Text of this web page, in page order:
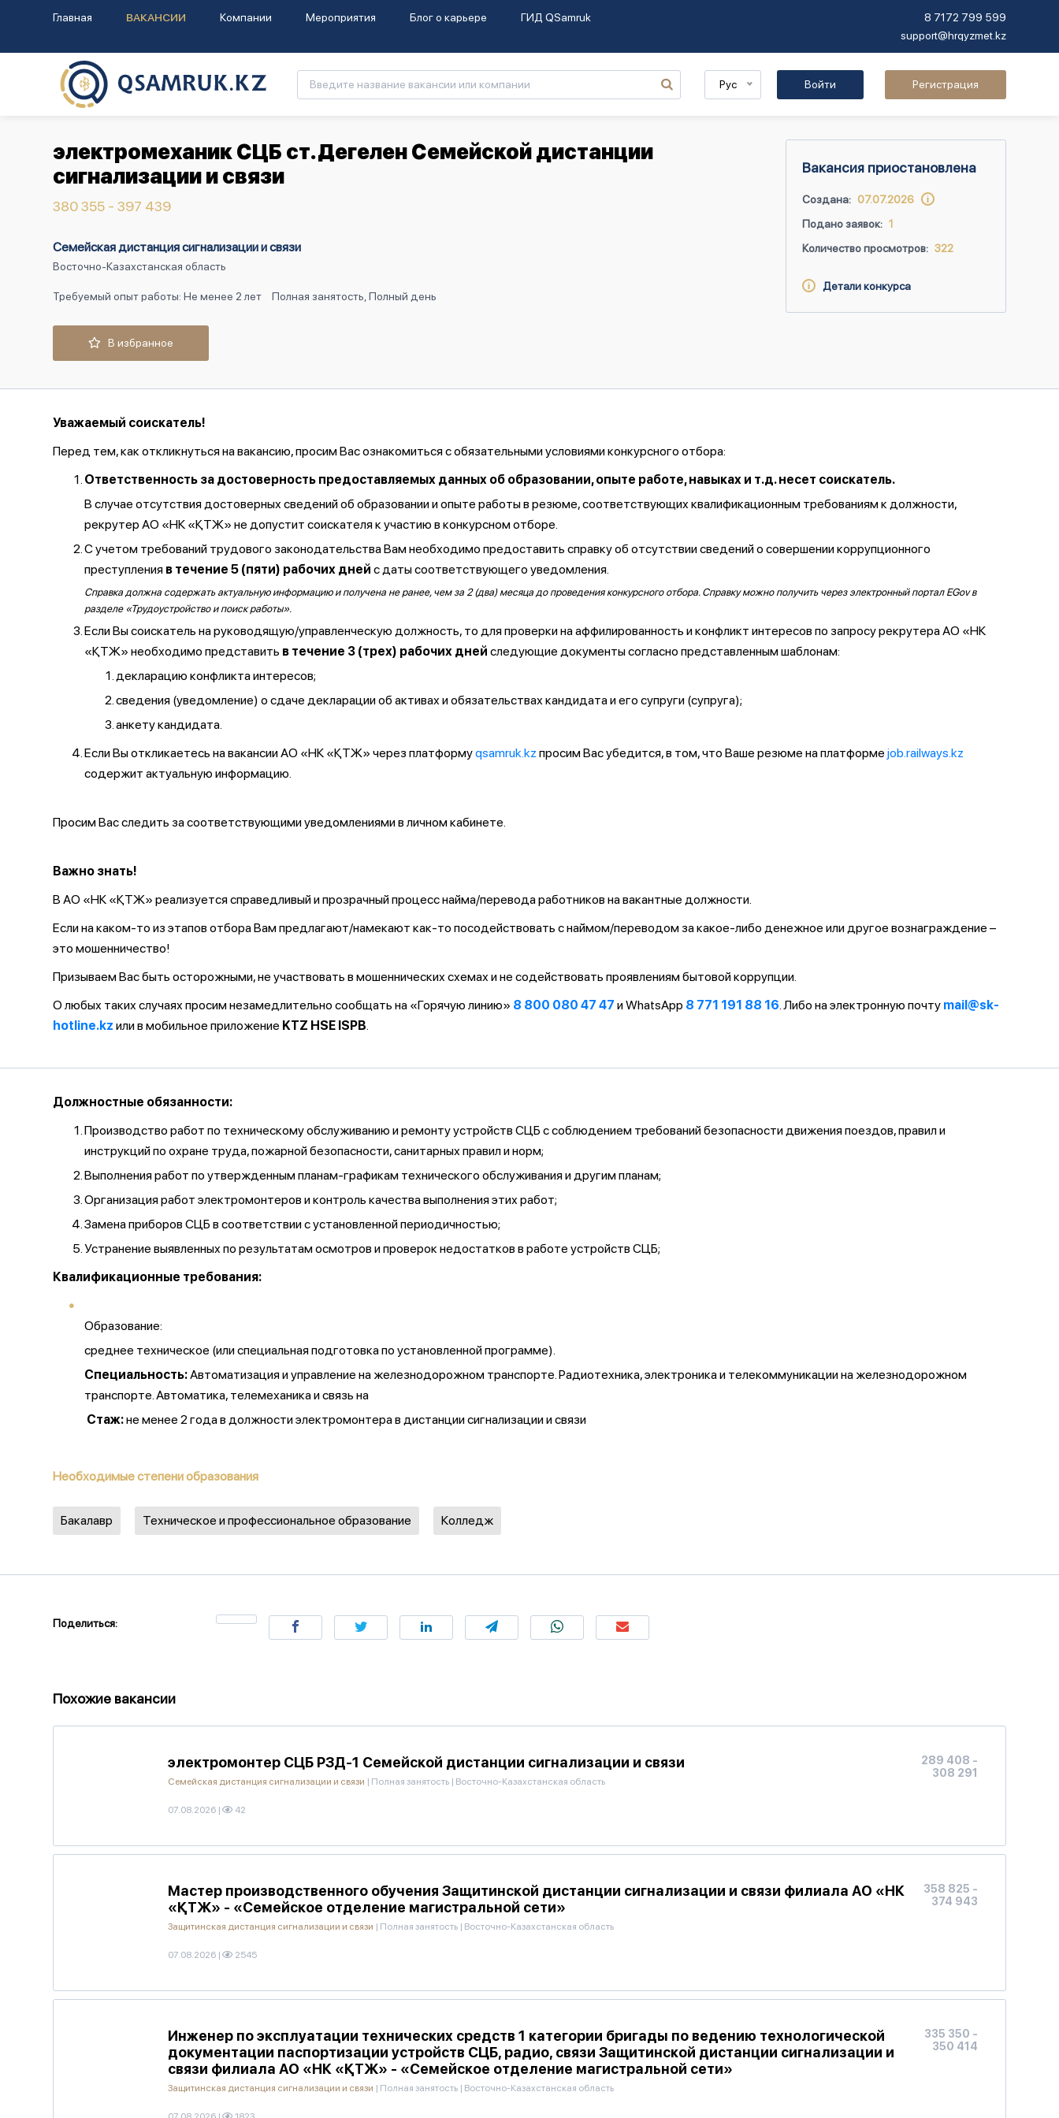
Главная ВАКАНСИИ Компании Мероприятия Блог о карьере ГИД QSamruk
8 7172 799 599
support@hrqyzmet.kz
Рус Войти Регистрация
электромеханик СЦБ ст.Дегелен Семейской дистанции
сигнализации и связи
380 355 - 397 439
Семейская дистанция сигнализации и связи
Восточно-Казахстанская область
Требуемый опыт работы: Не менее 2 лет Полная занятость, Полный день
Вакансия приостановлена
Создана: 07.07.2026
Подано заявок: 1
Количество просмотров: 322
Детали конкурса
В избранное
Уважаемый соискатель!
Перед тем, как откликнуться на вакансию, просим Вас ознакомиться с обязательными условиями конкурсного отбора:
Ответственность за достоверность предоставляемых данных об образовании, опыте работе, навыках и т.д. несет соискатель.
В случае отсутствия достоверных сведений об образовании и опыте работы в резюме, соответствующих квалификационным требованиям к должности,
рекрутер АО «НК «ҚТЖ» не допустит соискателя к участию в конкурсном отборе.
С учетом требований трудового законодательства Вам необходимо предоставить справку об отсутствии сведений о совершении коррупционного
преступления в течение 5 (пяти) рабочих дней с даты соответствующего уведомления.
Справка должна содержать актуальную информацию и получена не ранее, чем за 2 (два) месяца до проведения конкурсного отбора. Справку можно получить через электронный портал EGov в
разделе «Трудоустройство и поиск работы».
Если Вы соискатель на руководящую/управленческую должность, то для проверки на аффилированность и конфликт интересов по запросу рекрутера АО «НК
«ҚТЖ» необходимо представить в течение 3 (трех) рабочих дней следующие документы согласно представленным шаблонам:
декларацию конфликта интересов;
сведения (уведомление) о сдаче декларации об активах и обязательствах кандидата и его супруги (супруга);
анкету кандидата.
Если Вы откликаетесь на вакансии АО «НК «ҚТЖ» через платформуqsamruk.kz просим Вас убедится, в том, что Ваше резюме на платформе job.railways.kz
содержит актуальную информацию.
Просим Вас следить за соответствующими уведомлениями в личном кабинете.
Важно знать!
В АО «НК «ҚТЖ» реализуется справедливый и прозрачный процесс найма/перевода работников на вакантные должности.
Если на каком-то из этапов отбора Вам предлагают/намекают как-то посодействовать с наймом/переводом за какое-либо денежное или другое вознаграждение –
это мошенничество!
Призываем Вас быть осторожными, не участвовать в мошеннических схемах и не содействовать проявлениям бытовой коррупции.
О любых таких случаях просим незамедлительно сообщать на «Горячую линию» 8 800 080 47 47 и WhatsApp 8 771 191 88 16. Либо на электронную почту mail@sk-
hotline.kz или в мобильное приложение KTZ HSE ISPB.
Должностные обязанности:
Производство работ по техническому обслуживанию и ремонту устройств СЦБ с соблюдением требований безопасности движения поездов, правил и
инструкций по охране труда, пожарной безопасности, санитарных правил и норм;
Выполнения работ по утвержденным планам-графикам технического обслуживания и другим планам;
Организация работ электромонтеров и контроль качества выполнения этих работ;
Замена приборов СЦБ в соответствии с установленной периодичностью;
Устранение выявленных по результатам осмотров и проверок недостатков в работе устройств СЦБ;
Квалификационные требования:
Образование:
среднее техническое (или специальная подготовка по установленной программе).
Специальность:Автоматизация и управление на железнодорожном транспорте. Радиотехника, электроника и телекоммуникации на железнодорожном
транспорте. Автоматика, телемеханика и связь на
Стаж:не менее 2 года в должности электромонтера в дистанции сигнализации и связи
Необходимые степени образования
Бакалавр Техническое и профессиональное образование Колледж
Поделиться:
Похожие вакансии
электромонтер СЦБ РЗД-1 Семейской дистанции сигнализации и связи
Семейская дистанция сигнализации и связи | Полная занятость | Восточно-Казахстанская область
07.08.2026 | 42
289 408 -
308 291
Мастер производственного обучения Защитинской дистанции сигнализации и связи филиала АО «НК
«ҚТЖ» - «Семейское отделение магистральной сети»
Защитинская дистанция сигнализации и связи | Полная занятость | Восточно-Казахстанская область
07.08.2026 | 2545
358 825 -
374 943
Инженер по эксплуатации технических средств 1 категории бригады по ведению технологической
документации паспортизации устройств СЦБ, радио, связи Защитинской дистанции сигнализации и
связи филиала АО «НК «ҚТЖ» - «Семейское отделение магистральной сети»
Защитинская дистанция сигнализации и связи | Полная занятость | Восточно-Казахстанская область
335 350 -
350 414